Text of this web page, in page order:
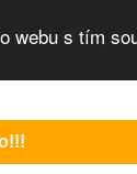
webu s tím